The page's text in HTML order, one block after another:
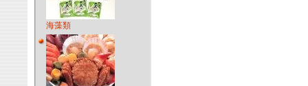
海藻類